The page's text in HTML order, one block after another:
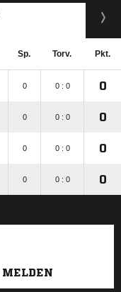
Sp. Torv. Pkt.
0 0 : 0 0
0 0 : 0 0
0 0 : 0 0
0 0 : 0 0
MELDEN